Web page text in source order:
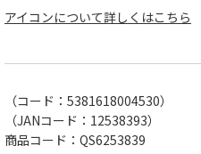
アイコンについて詳しくはこちら
（コード： 5381618004530）
（JANコード： 12538393）
商品コード：QS6253839